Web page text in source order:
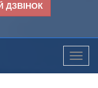
ДЗВІНОК
Toggle